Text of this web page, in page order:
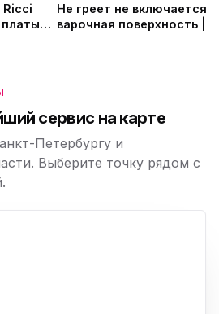
Ricci
Не греет не включается
варочная поверхность |
сервис на карте
Петербургу и
Выберите точку рядом с